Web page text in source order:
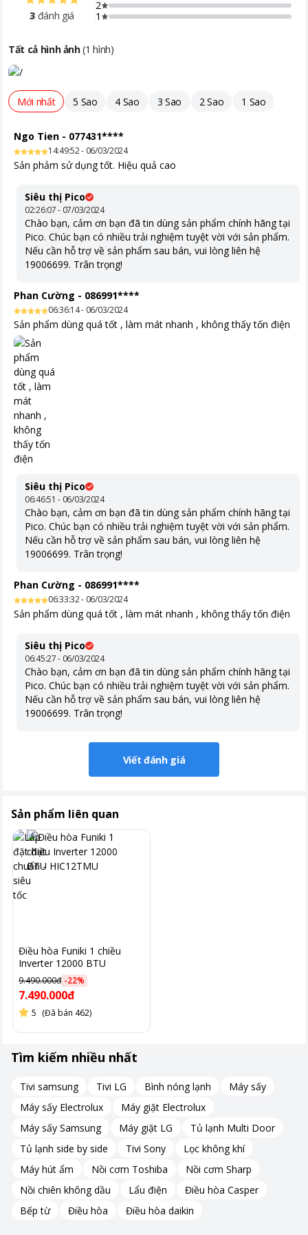
Khoảng giá
Tiện ích
Tự khởi động lại khi có điện
Chức năng tự làm sạch
Dàn nóng có lớp phủ chống ăn mòn
Chức năng tự chẩn đoán lỗi
Đặc biệt, dàn lạnh tích hợp đèn báo hiệu giúp dễ dàng quan sát
và điều chỉnh trạng thái hoạt động của máy.
Loại bỏ 99.99% vi khuẩn, vi rút và nấm mốc
Công nghệ Nanoe-G tích hợp trong Điều hòa 1 chiều Inverter
Panasonic CSPU12AKH8 đã được thiết kế để loại bỏ hiệu quả
Đặc biệt, công nghệ này cũng có khả năng loại bỏ những hạt lơ
3 đánh giá
2
1
Tất cả hình ảnh(1 hình)
Mới nhất 5 Sao 4 Sao 3 Sao 2 Sao 1 Sao
Ngo Tien - 077431****
14:49:52 - 06/03/2024
Sản phảm sử dụng tốt. Hiệu quả cao
Siêu thị Pico
02:26:07 - 07/03/2024
Chào bạn, cảm ơn bạn đã tin dùng sản phẩm chính hãng tại
Pico. Chúc bạn có nhiều trải nghiệm tuyệt vời với sản phẩm.
Nếu cần hỗ trợ về sản phẩm sau bán, vui lòng liên hệ
19006699. Trân trọng!
Phan Cường - 086991****
06:36:14 - 06/03/2024
Sản phẩm dùng quá tốt , làm mát nhanh , không thấy tốn điện
Siêu thị Pico
06:46:51 - 06/03/2024
Chào bạn, cảm ơn bạn đã tin dùng sản phẩm chính hãng tại
Pico. Chúc bạn có nhiều trải nghiệm tuyệt vời với sản phẩm.
Nếu cần hỗ trợ về sản phẩm sau bán, vui lòng liên hệ
19006699. Trân trọng!
Phan Cường - 086991****
06:33:32 - 06/03/2024
Sản phẩm dùng quá tốt , làm mát nhanh , không thấy tốn điện
Siêu thị Pico
06:45:27 - 06/03/2024
Chào bạn, cảm ơn bạn đã tin dùng sản phẩm chính hãng tại
Pico. Chúc bạn có nhiều trải nghiệm tuyệt vời với sản phẩm.
Nếu cần hỗ trợ về sản phẩm sau bán, vui lòng liên hệ
19006699. Trân trọng!
Viết đánh giá
Sản phẩm liên quan
Điều hòa Funiki 1 chiều
Inverter 12000 BTU
HIC12TMU
9.490.000đ -22%
7.490.000đ
5 (Đã bán 462)
Tìm kiếm nhiều nhất
Tivi samsung Tivi LG Bình nóng lạnh
Máy sấy
Máy sấy Electrolux
Máy giặt Electrolux
Máy sấy Samsung
Máy giặt LG
Tủ lạnh Multi Door
Tủ lạnh side by side
Tivi Sony
Lọc không khí
Máy hút ẩm
Nồi cơm Toshiba
Nồi cơm Sharp
Nồi chiên không dầu
Lẩu điện
Điều hòa Casper
Bếp từ
Điều hòa Điều hòa daikin